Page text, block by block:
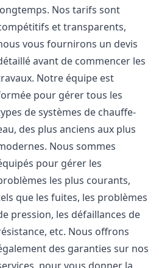
Nos tarifs sont
et transparents,
vous fournirons un devis
avant de commencer les
Notre équipe est
pour gérer tous les
de systèmes de chauffe-
des plus anciens aux plus
Nous sommes
pour gérer les
les plus courants,
que les fuites, les problèmes
pression, les défaillances de
etc. Nous offrons
des garanties sur nos